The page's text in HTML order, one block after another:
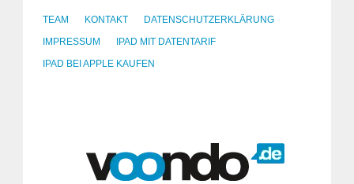
TEAM KONTAKT
DATENSCHUTZERKLÄRUNG
IMPRESSUM
IPAD MIT DATENTARIF
IPAD BEI APPLE KAUFEN